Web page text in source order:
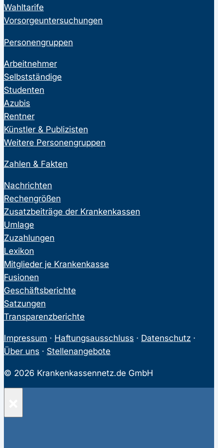
Wahltarife
Vorsorgeuntersuchungen
Personengruppen
Arbeitnehmer
Selbstständige
Studenten
Azubis
Rentner
Künstler & Publizisten
Weitere Personengruppen
Zahlen & Fakten
Nachrichten
Rechengrößen
Zusatzbeiträge der Krankenkassen
Umlage
Zuzahlungen
Lexikon
Mitglieder je Krankenkasse
Fusionen
Geschäftsberichte
Satzungen
Transparenzberichte
Impressum · Haftungsausschluss · Datenschutz ·
Über uns · Stellenangebote
© 2026 Krankenkassennetz.de GmbH